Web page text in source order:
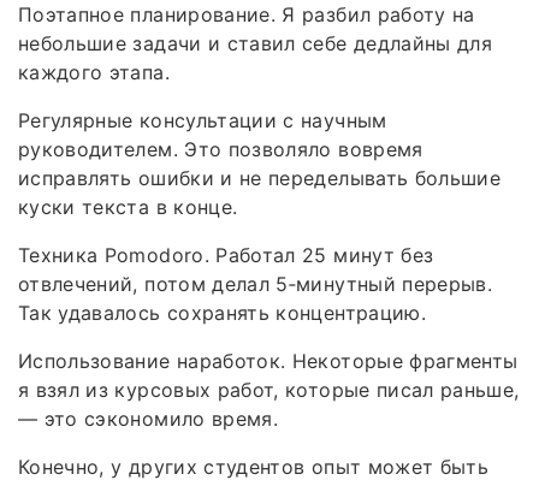
Поэтапное планирование. Я разбил работу на
небольшие задачи и ставил себе дедлайны для
каждого этапа.
Регулярные консультации с научным
руководителем. Это позволяло вовремя
исправлять ошибки и не переделывать большие
куски текста в конце.
Техника Pomodoro. Работал 25 минут без
отвлечений, потом делал 5‑минутный перерыв.
Так удавалось сохранять концентрацию.
Использование наработок. Некоторые фрагменты
я взял из курсовых работ, которые писал раньше,
— это сэкономило время.
Конечно, у других студентов опыт может быть